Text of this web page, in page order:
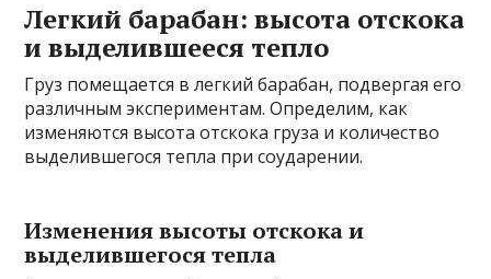
Легкий барабан: высота отскока
и выделившееся тепло
Груз помещается в легкий барабан, подвергая его
различным экспериментам. Определим, как
изменяются высота отскока груза и количество
выделившегося тепла при соударении.
Изменения высоты отскока и
выделившегося тепла